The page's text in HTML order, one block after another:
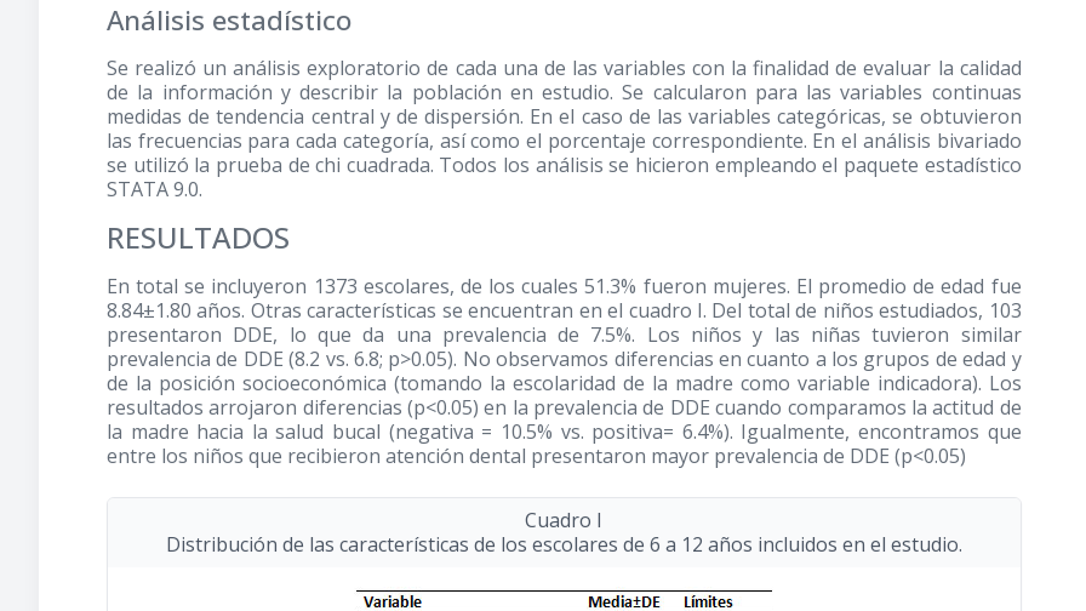
Análisis estadístico
Se realizó un análisis exploratorio de cada una de las variables con la finalidad de evaluar la calidad
de la información y describir la población en estudio. Se calcularon para las variables continuas
medidas de tendencia central y de dispersión. En el caso de las variables categóricas, se obtuvieron
las frecuencias para cada categoría, así como el porcentaje correspondiente. En el análisis bivariado
se utilizó la prueba de chi cuadrada. Todos los análisis se hicieron empleando el paquete estadístico
STATA 9.0.
RESULTADOS
En total se incluyeron 1373 escolares, de los cuales 51.3% fueron mujeres. El promedio de edad fue
8.84±1.80 años. Otras características se encuentran en el cuadro I. Del total de niños estudiados, 103
presentaron DDE, lo que da una prevalencia de 7.5%. Los niños y las niñas tuvieron similar
prevalencia de DDE (8.2 vs. 6.8; p>0.05). No observamos diferencias en cuanto a los grupos de edad y
de la posición socioeconómica (tomando la escolaridad de la madre como variable indicadora). Los
resultados arrojaron diferencias (p<0.05) en la prevalencia de DDE cuando comparamos la actitud de
la madre hacia la salud bucal (negativa = 10.5% vs. positiva= 6.4%). Igualmente, encontramos que
entre los niños que recibieron atención dental presentaron mayor prevalencia de DDE (p<0.05)
Cuadro I
Distribución de las características de los escolares de 6 a 12 años incluidos en el estudio.